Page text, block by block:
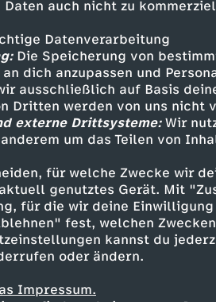
auch nicht zu
Datenverarbeitung
Die Speicherung von
an dich anzupassen und
ausschließlich auf Basis
Dritten werden von uns nicht
externe Drittsysteme:Wir
um das Teilen von
für welche Zwecke wir
genutztes Gerät. Mit
für die wir deine
fest, welchen
kannst du
oder ändern.
Impressum.
Inhalte entdecken
Talk informativ